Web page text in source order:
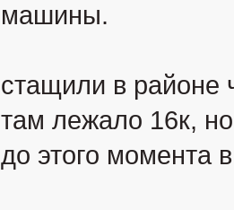
машины.
стащили в районе
там лежало 16к,
до этого момента